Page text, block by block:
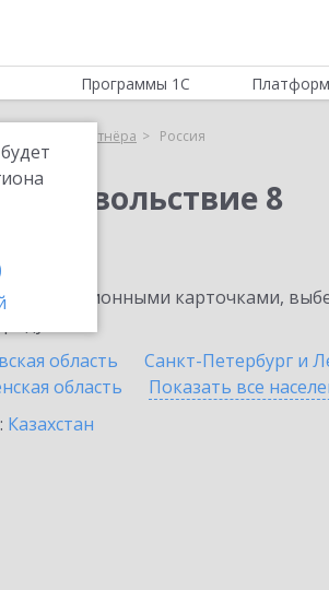
Программы 1С
Выбор партнёра Россия
довольствие 8
информационными карточками,
область
Санкт-Петербург и
область Показать все
Казахстан